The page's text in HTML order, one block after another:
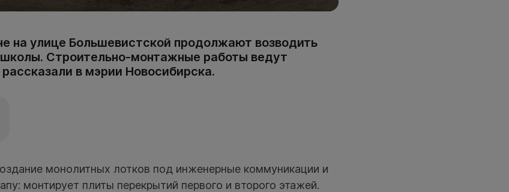
на улице Большевистской продолжают возводить
Строительно-монтажные работы ведут
в мэрии Новосибирска.
монолитных лотков под инженерные коммуникации и
монтирует плиты перекрытий первого и второго этажей.